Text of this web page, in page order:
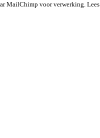
MailChimp voor verwerking. Lees